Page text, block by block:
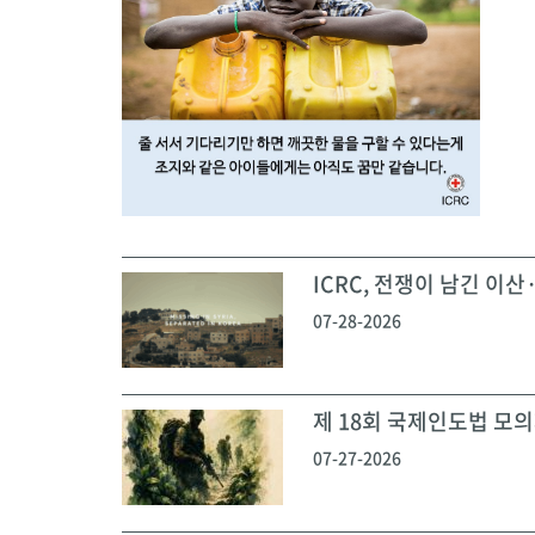
ICRC, 전쟁이 남긴 이산
07-28-2026
제 18회 국제인도법 모
07-27-2026